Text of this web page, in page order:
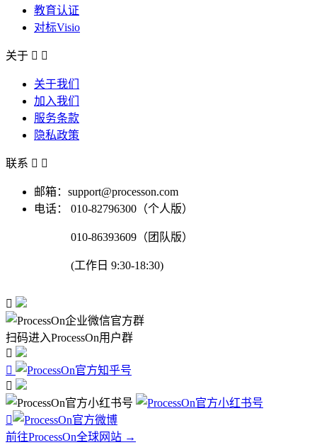
教育认证
对标Visio
关于  
关于我们
加入我们
服务条款
隐私政策
联系  
邮箱：support@processon.com
电话：
010-82796300（个人版）
010-86393609（团队版）
(工作日 9:30-18:30)

扫码进入ProcessOn用户群




前往ProcessOn全球网站 →